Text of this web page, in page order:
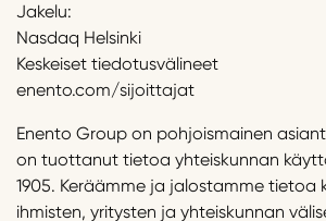
Jakelu:
Nasdaq Helsinki
Keskeiset tiedotusvälineet
enento.com/sijoittajat
Enento Group on pohjoismainen
on tuottanut tietoa yhteiskunnan
1905. Keräämme ja jalostamme tietoa
ihmisten, yritysten ja yhteiskunnan